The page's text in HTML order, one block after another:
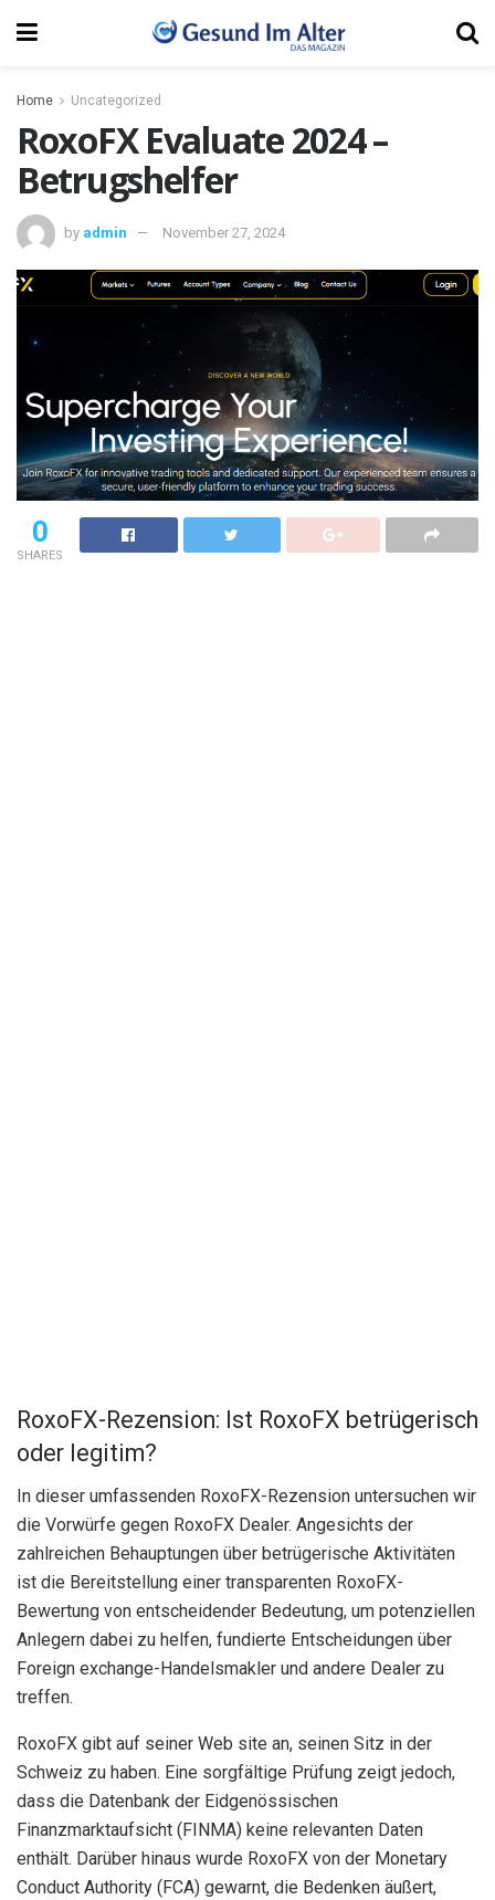
Home Uncategorized
RoxoFX Evaluate 2024 –
Betrugshelfer
by admin November 27, 2024
0
SHARES
RoxoFX-Rezension: Ist RoxoFX betrügerisch
oder legitim?
In dieser umfassenden RoxoFX-Rezension untersuchen wir
die Vorwürfe gegen RoxoFX Dealer. Angesichts der
zahlreichen Behauptungen über betrügerische Aktivitäten
ist die Bereitstellung einer transparenten RoxoFX-
Bewertung von entscheidender Bedeutung, um potenziellen
Anlegern dabei zu helfen, fundierte Entscheidungen über
Foreign exchange-Handelsmakler und andere Dealer zu
treffen.
RoxoFX gibt auf seiner Web site an, seinen Sitz in der
Schweiz zu haben. Eine sorgfältige Prüfung zeigt jedoch,
dass die Datenbank der Eidgenössischen
Finanzmarktaufsicht (FINMA) keine relevanten Daten
enthält. Darüber hinaus wurde RoxoFX von der Monetary
Conduct Authority (FCA) gewarnt, die Bedenken äußert,